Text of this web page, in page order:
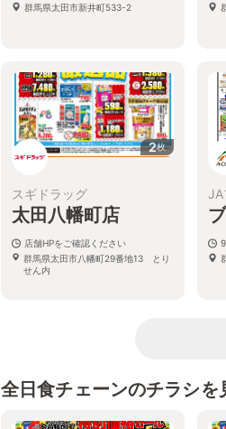
群馬県太田市新井町533-2
2枚
スギドラッグ
太田八幡町店
店舗HPをご確認ください
群馬県太田市八幡町29番地13 とり
せん内
全日食チェーンのチラシを